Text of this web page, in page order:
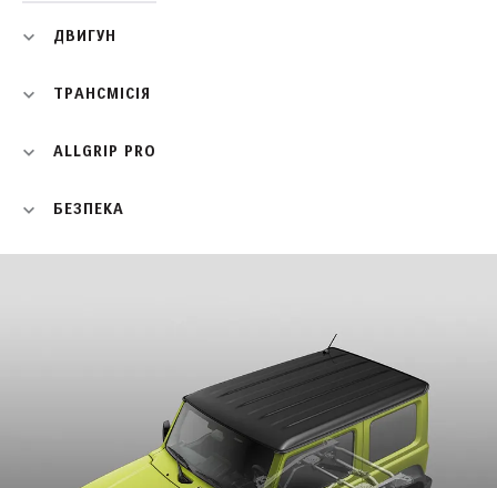
ДВИГУН
ТРАНСМІСІЯ
ALLGRIP PRO
БЕЗПЕКА